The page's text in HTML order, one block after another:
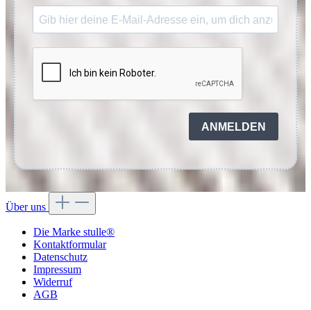
ANMELDEN
Über uns
Die Marke stulle®
Kontaktformular
Datenschutz
Impressum
Widerruf
AGB